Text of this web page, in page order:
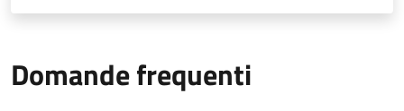
Domande frequenti